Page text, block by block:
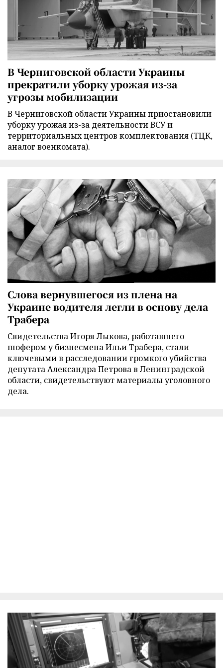
В Черниговской области Украины
прекратили уборку урожая из-за
угрозы мобилизации
В Черниговской области Украины приостановили
уборку урожая из-за деятельности ВСУ и
территориальных центров комплектования (ТЦК,
аналог военкомата).
Слова вернувшегося из плена на
Украине водителя легли в основу дела
Трабера
Свидетельства Игоря Лыкова, работавшего
шофером у бизнесмена Ильи Трабера, стали
ключевыми в расследовании громкого убийства
депутата Александра Петрова в Ленинградской
области, свидетельствуют материалы уголовного
дела.